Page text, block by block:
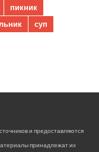
пикник
суп
и предоставляются
принадлежат их